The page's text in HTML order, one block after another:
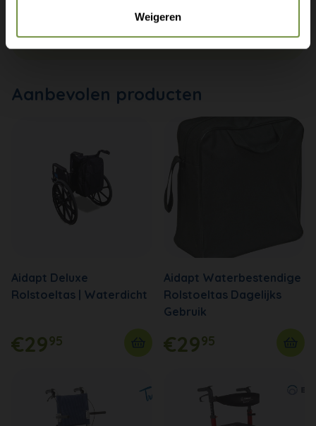
Weigeren
info@thuiszorgwinkelonline.nl
Bekijk winkels
Aanbevolen producten
Aidapt Deluxe
Rolstoeltas | Waterdicht
€2995
Aidapt Waterbestendige
Rolstoeltas Dagelijks
Gebruik
€2995